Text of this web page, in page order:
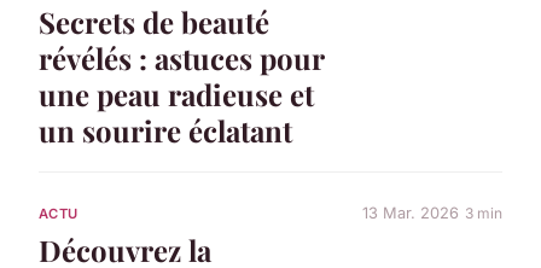
Secrets de beauté
révélés : astuces pour
une peau radieuse et
un sourire éclatant
ACTU
Découvrez la
13 Mar. 2026 3 min